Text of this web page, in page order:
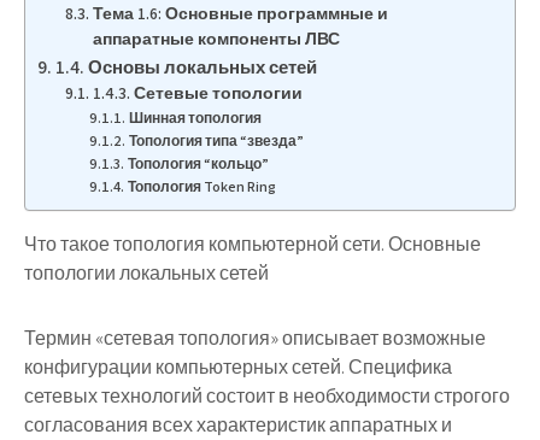
Тема 1.6: Основные программные и
аппаратные компоненты ЛВС
1.4. Основы локальных сетей
1.4.3. Сетевые топологии
Шинная топология
Топология типа “звезда”
Топология “кольцо”
Топология Token Ring
Что такое топология компьютерной сети. Основные
топологии локальных сетей
Термин «сетевая топология» описывает возможные
конфигурации компьютерных сетей. Специфика
сетевых технологий состоит в необходимости строгого
согласования всех характеристик аппаратных и